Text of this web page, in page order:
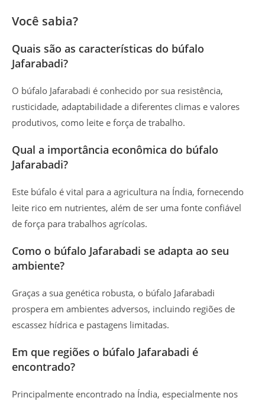
Você sabia?
Quais são as características do búfalo
Jafarabadi?
O búfalo Jafarabadi é conhecido por sua resistência,
rusticidade, adaptabilidade a diferentes climas e valores
produtivos, como leite e força de trabalho.
Qual a importância econômica do búfalo
Jafarabadi?
Este búfalo é vital para a agricultura na Índia, fornecendo
leite rico em nutrientes, além de ser uma fonte confiável
de força para trabalhos agrícolas.
Como o búfalo Jafarabadi se adapta ao seu
ambiente?
Graças a sua genética robusta, o búfalo Jafarabadi
prospera em ambientes adversos, incluindo regiões de
escassez hídrica e pastagens limitadas.
Em que regiões o búfalo Jafarabadi é
encontrado?
Principalmente encontrado na Índia, especialmente nos